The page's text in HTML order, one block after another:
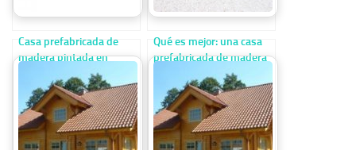
Casa prefabricada de
madera pintada en
blanco de 98m2
Qué es mejor: una casa
prefabricada de madera
o una casa prefabricada
de acero